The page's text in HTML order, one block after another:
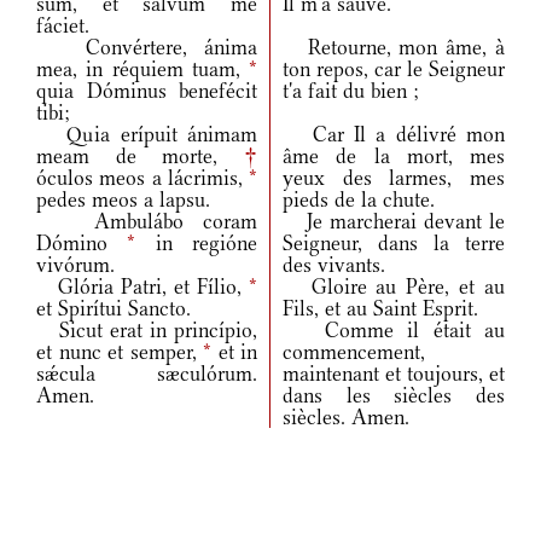
fáciet.
Convértere, ánima
mea, in réquiem tuam, *
quia Dóminus benefécit
tibi;
Retourne, mon âme, à
ton repos, car le Seigneur
t'a fait du bien ;
Quia erípuit ánimam
meam de morte, †
óculos meos a lácrimis, *
pedes meos a lapsu.
Car Il a délivré mon
âme de la mort, mes
yeux des larmes, mes
pieds de la chute.
Ambulábo coram
Dómino* in regióne
vivórum.
Je marcherai devant le
Seigneur, dans la terre
des vivants.
Glória Patri, et Fílio, *
et Spirítui Sancto.
Gloire au Père, et au
Fils, et au Saint Esprit.
Sicut erat in princípio,
et nunc et semper, * et in
sǽcula sæculórum.
Amen.
Comme il était au
commencement,
maintenant et toujours, et
dans les siècles des
siècles. Amen.